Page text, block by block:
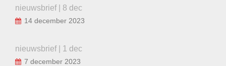
nieuwsbrief | 8 dec
14 december 2023
nieuwsbrief | 1 dec
7 december 2023